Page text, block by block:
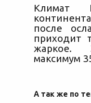
Климат
после
приходит
жаркое.
максимум
А так же по